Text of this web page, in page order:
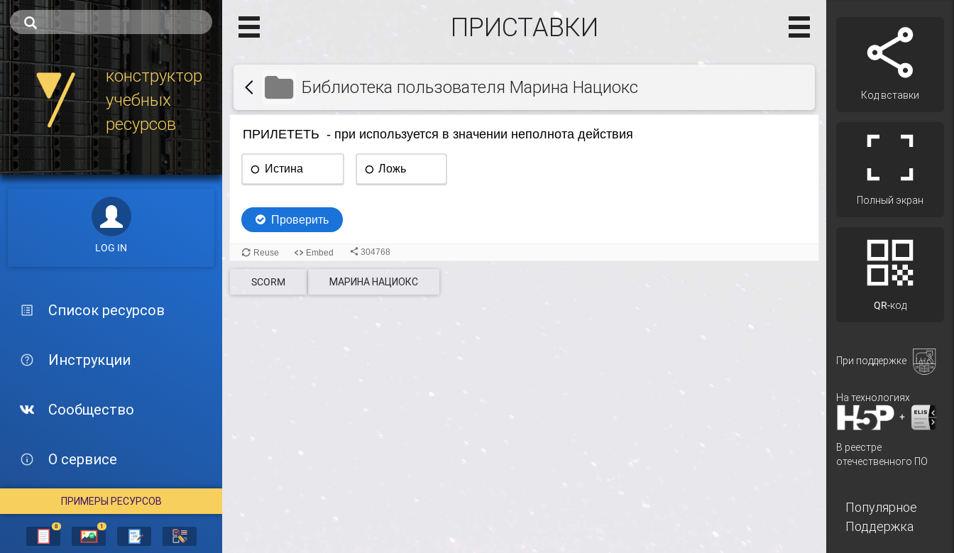
конструктор
учебных
ресурсов
LOG IN
Список ресурсов
Инструкции
Сообщество
О сервисе
ПРИМЕРЫ РЕСУРСОВ
8 1
ПРИСТАВКИ
Библиотека пользователя Марина Нациокс
SCORM МАРИНА НАЦИОКС
Код вставки
Полный экран
QR-код
При поддержке
На технологиях
+
В реестре
отечественного ПО
Популярное
Поддержка